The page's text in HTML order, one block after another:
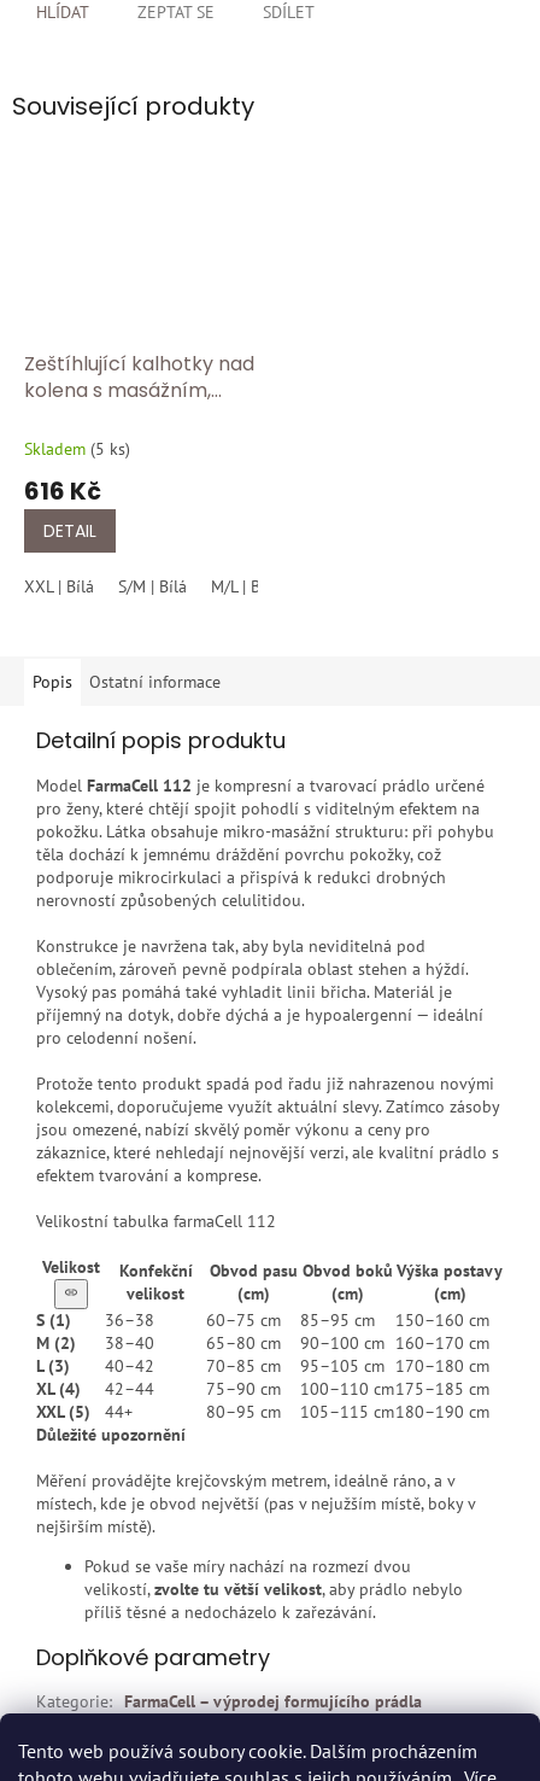
Tento web používá soubory cookie. Dalším procházením
ZEPTAT SE
HLÍDAT SDÍLET
Související produkty
Zeštíhlující kalhotky nad
kolena s masážním,
push up efektem FC 312
Skladem (5 ks)
616 Kč
DETAIL
XXL | Bílá S/M | Bílá M/L | Bílá
Popis Ostatní informace
Detailní popis produktu
Model FarmaCell 112 je kompresní a tvarovací prádlo určené
pro ženy, které chtějí spojit pohodlí s viditelným efektem na
pokožku. Látka obsahuje mikro-masážní strukturu: při pohybu
těla dochází k jemnému dráždění povrchu pokožky, což
podporuje mikrocirkulaci a přispívá k redukci drobných
nerovností způsobených celulitidou.
Konstrukce je navržena tak, aby byla neviditelná pod
oblečením, zároveň pevně podpírala oblast stehen a hýždí.
Vysoký pas pomáhá také vyhladit linii břicha. Materiál je
příjemný na dotyk, dobře dýchá a je hypoalergenní — ideální
pro celodenní nošení.
Protože tento produkt spadá pod řadu již nahrazenou novými
kolekcemi, doporučujeme využít aktuální slevy. Zatímco zásoby
jsou omezené, nabízí skvělý poměr výkonu a ceny pro
zákaznice, které nehledají nejnovější verzi, ale kvalitní prádlo s
efektem tvarování a komprese.
Velikostní tabulka farmaCell 112
Velikost
Konfekční
velikost
Obvod pasu
(cm)
Obvod boků
(cm)
Výška postavy
(cm)
S (1)
36–38 60–75 cm 85–95 cm
150–160 cm
M (2)
38–40 65–80 cm 90–100 cm 160–170 cm
L (3)
40–42 70–85 cm 95–105 cm 170–180 cm
XL (4)
42–44 75–90 cm 100–110 cm175–185 cm
XXL (5)
44+ 80–95 cm 105–115 cm180–190 cm
Důležité upozornění
Měření provádějte krejčovským metrem, ideálně ráno, a v
místech, kde je obvod největší (pas v nejužším místě, boky v
nejširším místě).
Pokud se vaše míry nachází na rozmezí dvou
velikostí, zvolte tu větší velikost, aby prádlo nebylo
příliš těsné a nedocházelo k zařezávání.
Doplňkové parametry
Kategorie: FarmaCell – výprodej formujícího prádla